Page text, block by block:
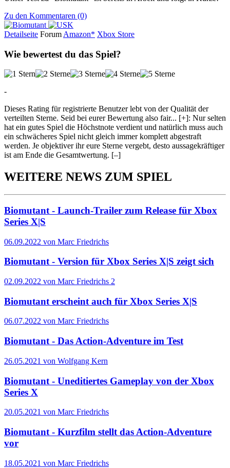
Zu den Kommentaren (0)
Detailseite Forum Amazon* Xbox Store
Wie bewertest du das Spiel?
-
Dieses Rating für registrierte Benutzer lebt von der Qualität der
verteilten Sterne. Seid bei eurer Bewertung also fair... [+]: Nur selten
hat ein gutes Spiel die Höchstnote verdient und natürlich muss auch
ein schwächeres Spiel nicht gleich immer komplett abgestraft
werden. Je objektiver ihr eure Sterne vergebt, desto aussagekräftiger
ist am Ende die Gesamtwertung. [–]
WEITERE NEWS ZUM SPIEL
Biomutant - Launch-Trailer zum Release für Xbox
Series X|S
06.09.2022 von Marc Friedrichs
Biomutant - Version für Xbox Series X|S zeigt sich
02.09.2022 von Marc Friedrichs 2
Biomutant erscheint auch für Xbox Series X|S
06.07.2022 von Marc Friedrichs
Biomutant - Das Action-Adventure im Test
26.05.2021 von Wolfgang Kern
Biomutant - Uneditiertes Gameplay von der Xbox
Series X
20.05.2021 von Marc Friedrichs
Biomutant - Kurzfilm stellt das Action-Adventure
vor
18.05.2021 von Marc Friedrichs